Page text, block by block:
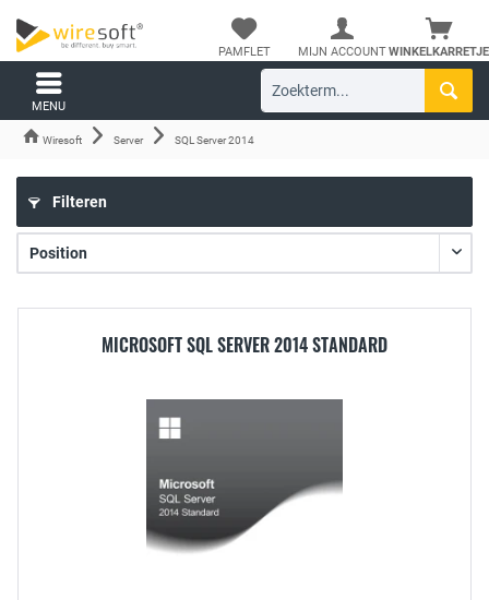
WINKELKARRETJE
PAMFLET MIJN ACCOUNT
MENU
Wiresoft Server SQL Server 2014
Filteren
MICROSOFT SQL SERVER 2014 STANDARD